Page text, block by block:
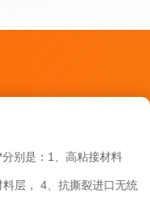
别是：1、高粘接材料
层， 4、抗撕裂进口无统